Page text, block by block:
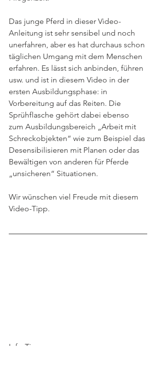
Das junge Pferd in dieser Video-
Anleitung ist sehr sensibel und noch
unerfahren, aber es hat durchaus schon
täglichen Umgang mit dem Menschen
erfahren. Es lässt sich anbinden, führen
usw. und ist in diesem Video in der
ersten Ausbildungsphase: in
Vorbereitung auf das Reiten. Die
Sprühflasche gehört dabei ebenso
zum Ausbildungsbereich „Arbeit mit
Schreckobjekten“ wie zum Beispiel das
Desensibilisieren mit Planen oder das
Bewältigen von anderen für Pferde
„unsicheren“ Situationen.
Wir wünschen viel Freude mit diesem
Video-Tipp.
Info-Tipps: